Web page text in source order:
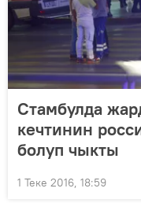
Стамбулда
кечтинин
болуп чыкты
1 Теке 2016, 18:59